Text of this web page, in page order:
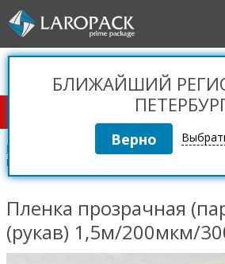
Санкт-Петербург
+7 (812) 309 36 06
КАТАЛОГ ТОВАРОВ
БЛИЖАЙШИЙ
Пленки полиэтиленовые
Пленка ПВД
Пленка прозрачная (парниковая) (рукав)
Пленка прозрачная
(рукав) 1,5м/200мкм/